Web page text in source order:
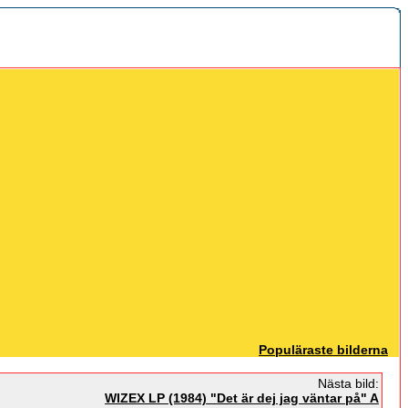
Populäraste bilderna
Nästa bild:
WIZEX LP (1984) "Det är dej jag väntar på" A